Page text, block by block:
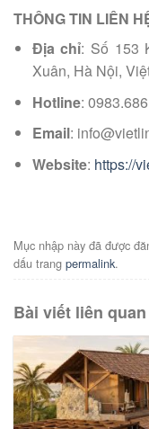
THÔNG TIN LIÊN
Địa chỉ: Số 153
Xuân, Hà Nội,
Hotline:
Email:
Website: https://
Mục nhập này đã được
dấu trang permalink.
Bài viết liên quan